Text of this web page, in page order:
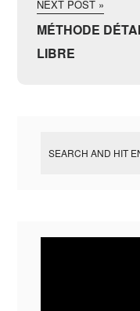
NEXT POST »
MÉTHODE
LIBRE